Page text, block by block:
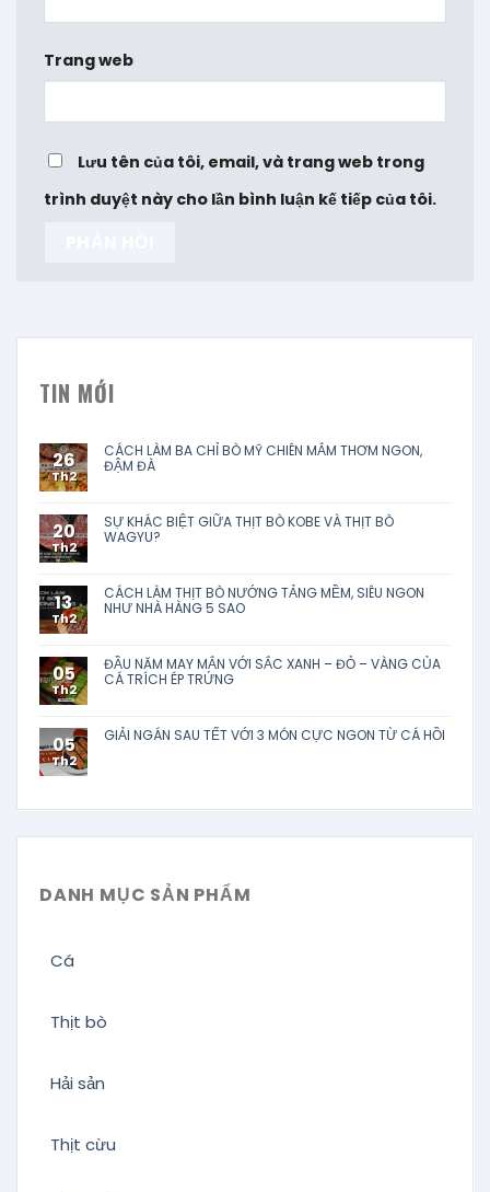
TIN MỚI
26
Th2
CÁCH LÀM BA CHỈ BÒ MỸ CHIÊN MẮM THƠM NGON,
ĐẬM ĐÀ
20
Th2
SỰ KHÁC BIỆT GIỮA THỊT BÒ KOBE VÀ THỊT BÒ
WAGYU?
13
Th2
CÁCH LÀM THỊT BÒ NƯỚNG TẢNG MỀM, SIÊU NGON
NHƯ NHÀ HÀNG 5 SAO
05
Th2
ĐẦU NĂM MAY MẮN VỚI SẮC XANH – ĐỎ – VÀNG CỦA
CÁ TRÍCH ÉP TRỨNG
05
Th2
GIẢI NGÁN SAU TẾT VỚI 3 MÓN CỰC NGON TỪ CÁ HỒI
DANH MỤC SẢN PHẨM
Cá
Thịt bò
Hải sản
Thịt cừu
Trang web
Lưu tên của tôi, email, và trang web trong
trình duyệt này cho lần bình luận kế tiếp của tôi.